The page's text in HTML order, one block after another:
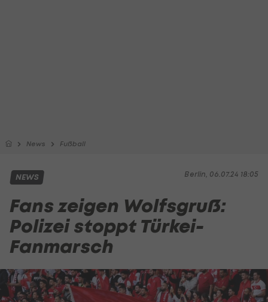
News Fußball
Berlin, 06.07.24 18:05
NEWS
Fans zeigen Wolfsgruß:
Polizei stoppt Türkei-
Fanmarsch